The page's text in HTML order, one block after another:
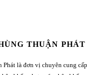
THUẬN PHÁT
là đơn vị chuyên cung